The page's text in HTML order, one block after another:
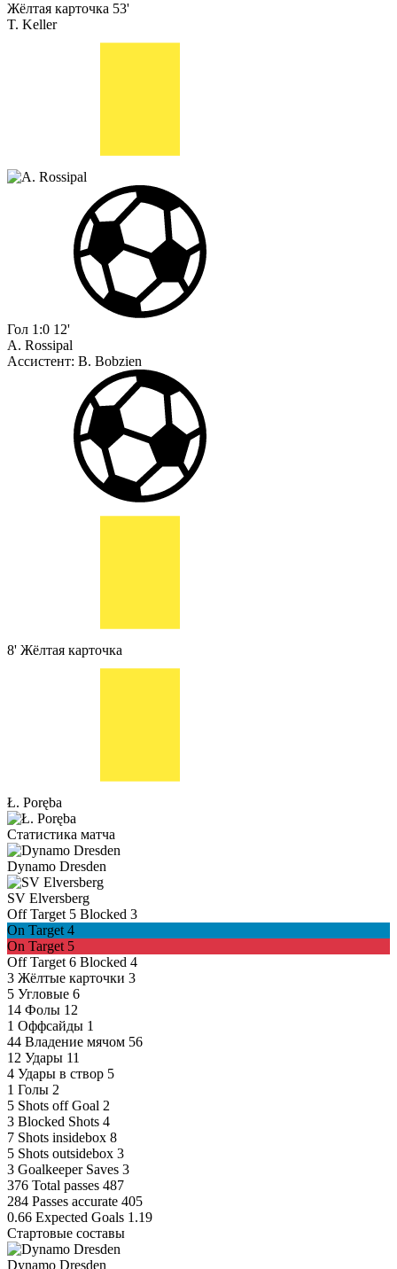
Жёлтая карточка 53'
T. Keller
Гол 1:0 12'
A. Rossipal
Ассистент: B. Bobzien
8' Жёлтая карточка
Ł. Poręba
Статистика матча
Dynamo Dresden
SV Elversberg
Off Target 5 Blocked 3
On Target 4
On Target 5
Off Target 6 Blocked 4
3 Жёлтые карточки 3
5 Угловые 6
14 Фолы 12
1 Оффсайды 1
44 Владение мячом 56
12 Удары 11
4 Удары в створ 5
1 Голы 2
5 Shots off Goal 2
3 Blocked Shots 4
7 Shots insidebox 8
5 Shots outsidebox 3
3 Goalkeeper Saves 3
376 Total passes 487
284 Passes accurate 405
0.66 Expected Goals 1.19
Стартовые составы
Dynamo Dresden